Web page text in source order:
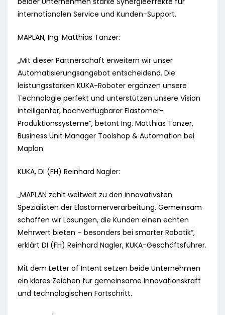
internationalen Service und Kunden-Support.
MAPLAN, Ing. Matthias Tanzer:
„Mit dieser Partnerschaft erweitern wir unser
Automatisierungsangebot entscheidend. Die
leistungsstarken KUKA-Roboter ergänzen unsere
Technologie perfekt und unterstützen unsere Vision
intelligenter, hochverfügbarer Elastomer-
Produktionssysteme“, betont Ing. Matthias Tanzer,
Business Unit Manager Toolshop & Automation bei
Maplan.
KUKA, DI (FH) Reinhard Nagler:
„MAPLAN zählt weltweit zu den innovativsten
Spezialisten der Elastomerverarbeitung. Gemeinsam
schaffen wir Lösungen, die Kunden einen echten
Mehrwert bieten – besonders bei smarter Robotik“,
erklärt DI (FH) Reinhard Nagler, KUKA-Geschäftsführer.
Mit dem Letter of Intent setzen beide Unternehmen
ein klares Zeichen für gemeinsame Innovationskraft
und technologischen Fortschritt.